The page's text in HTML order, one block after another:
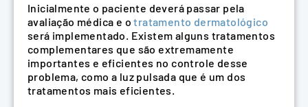
Inicialmente o paciente deverá passar pela
avaliação médica e otratamento dermatológico
será implementado. Existem alguns tratamentos
complementares que são extremamente
importantes e eficientes no controle desse
problema, como a luz pulsada que é um dos
tratamentos mais eficientes.